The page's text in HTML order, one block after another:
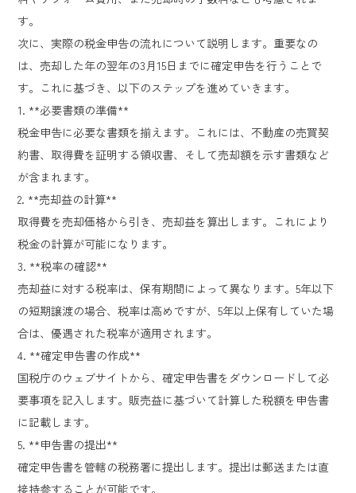
す。
次に、実際の税金申告の流れについて説明します。重要なの
は、売却した年の翌年の3月15日までに確定申告を行うことで
す。これに基づき、以下のステップを進めていきます。
1. **必要書類の準備**
税金申告に必要な書類を揃えます。これには、不動産の売買契
約書、取得費を証明する領収書、そして売却額を示す書類など
が含まれます。
2. **売却益の計算**
取得費を売却価格から引き、売却益を算出します。これにより
税金の計算が可能になります。
3. **税率の確認**
売却益に対する税率は、保有期間によって異なります。5年以下
の短期譲渡の場合、税率は高めですが、5年以上保有していた場
合は、優遇された税率が適用されます。
4. **確定申告書の作成**
国税庁のウェブサイトから、確定申告書をダウンロードして必
要事項を記入します。販売益に基づいて計算した税額を申告書
に記載します。
5. **申告書の提出**
確定申告書を管轄の税務署に提出します。提出は郵送または直
接持参することが可能です。